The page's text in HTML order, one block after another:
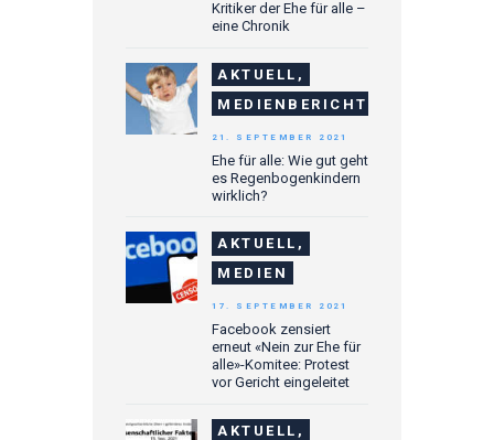
Kritiker der Ehe für alle –
eine Chronik
AKTUELL,
MEDIENBERICHTE
Ehe für alle: Wie gut geht
es Regenbogenkindern
wirklich?
21. SEPTEMBER 2021
AKTUELL,
MEDIEN
Facebook zensiert
erneut «Nein zur Ehe für
alle»-Komitee: Protest
vor Gericht eingeleitet
17. SEPTEMBER 2021
AKTUELL,